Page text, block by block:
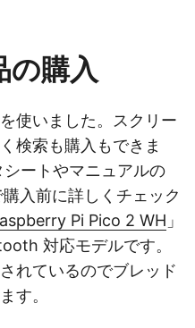
の購入
を使いました。スクリー
検索も購入もできま
ートやマニュアルの
入前に詳しくチェック
Pi Pico 2 WH 」
対応モデルです。
れているのでブレッド
す。